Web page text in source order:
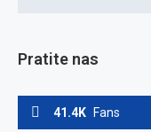
Pratite nas
41.4K Fans